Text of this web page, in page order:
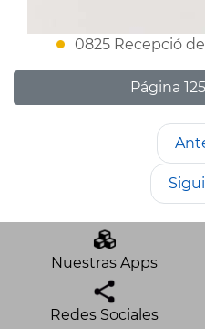
0825 Recepció
Página
Nuestras Apps
Redes Sociales